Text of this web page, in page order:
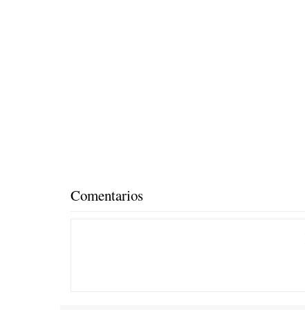
Comentarios